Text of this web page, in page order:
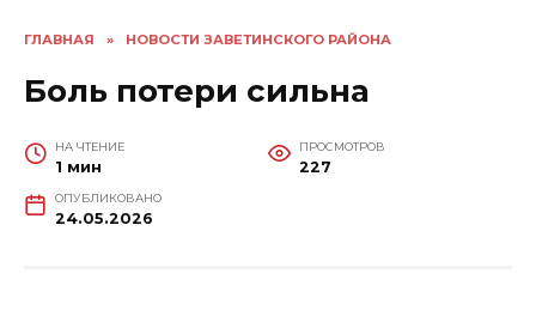
ГЛАВНАЯ » НОВОСТИ ЗАВЕТИНСКОГО РАЙОНА
Боль потери сильна
НА ЧТЕНИЕ
1 мин
ПРОСМОТРОВ
227
ОПУБЛИКОВАНО
24.05.2026